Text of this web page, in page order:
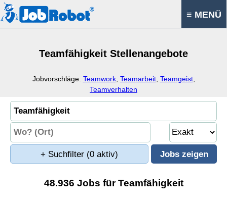
≡ MENÜ
Teamfähigkeit Stellenangebote
Jobvorschläge: Teamwork, Teamarbeit, Teamgeist,
Teamverhalten
+ Suchfilter (0 aktiv)
48.936 Jobs für Teamfähigkeit